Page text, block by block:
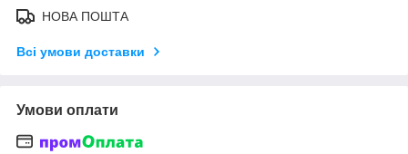
НОВА ПОШТА
Всі умови доставки
Умови оплати